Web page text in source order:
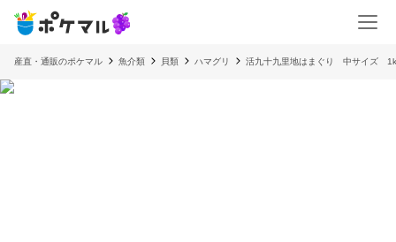
産直・通販のポケマル 魚介類 貝類 ハマグリ 活九十九里地はまぐり 中サイズ